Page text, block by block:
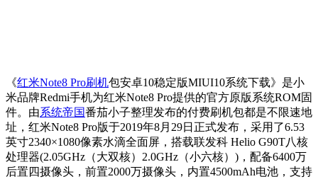
《红米Note8 Pro刷机包安卓10稳定版MIUI10系统下载》是小
米品牌Redmi手机为红米Note8 Pro提供的官方原版系统ROM固
件。由系统帝国番茄小子整理发布的付费刷机包都是不限速地
址，红米Note8 Pro版于2019年8月29日正式发布，采用了6.53
英寸2340×1080像素水滴全面屏，搭载联发科 Helio G90T八核
处理器(2.05GHz（大双核）2.0GHz（小六核）)，配备6400万
后置四摄像头，前置2000万摄像头，内置4500mAh电池，支持